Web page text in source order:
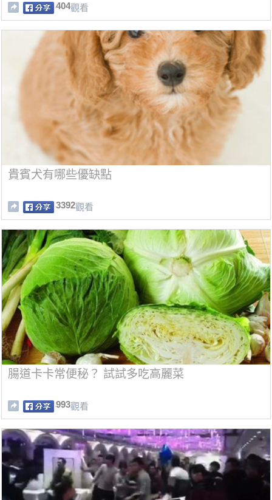
404觀看
貴賓犬有哪些優缺點
3392觀看
腸道卡卡常便秘？ 試試多吃高麗菜
993觀看